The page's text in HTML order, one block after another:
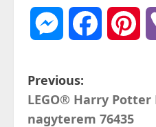
MessengerFacebook
P
o
Previous:
LEGO® Harry
nagyterem 76435